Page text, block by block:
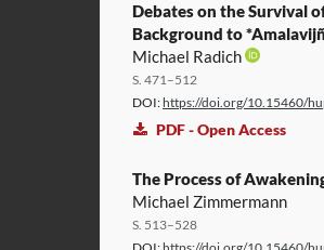
Debates on the Survival
Background to
Michael Radich
S. 471–512
DOI:https://doi.org/10.15460/
PDF - Open Access
The Process of
Michael Zimmermann
S. 513–528